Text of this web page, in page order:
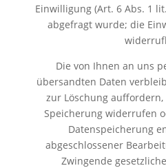
Einwilligung (Art. 6 Abs. 1
abgefragt wurde; die
Die von Ihnen an uns
übersandten Daten
zur Löschung
Speicherung widerrufen
Datenspeicherung
abgeschlossener
Zwingende